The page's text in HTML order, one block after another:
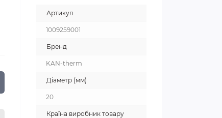
Артикул
1009259001
Бренд
KAN-therm
Діаметр (мм)
20
Країна виробник товару